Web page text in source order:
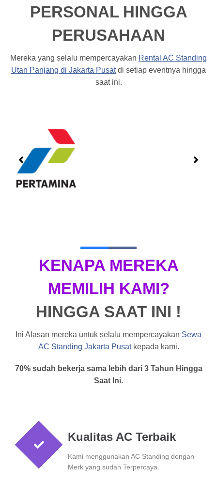
PERSONAL HINGGA
PERUSAHAAN
Mereka yang selalu mempercayakan Rental AC Standing
Utan Panjang di Jakarta Pusatdi setiap eventnya hingga
saat ini.
KENAPA MEREKA
MEMILIH KAMI?
HINGGA SAAT INI !
Ini Alasan mereka untuk selalu mempercayakan Sewa
AC Standing Jakarta Pusatkepada kami.
70% sudah bekerja sama lebih dari 3 Tahun Hingga
Saat Ini.
Kualitas AC Terbaik
Kami menggunakan AC Standing dengan
Merk yang sudah Terpercaya.